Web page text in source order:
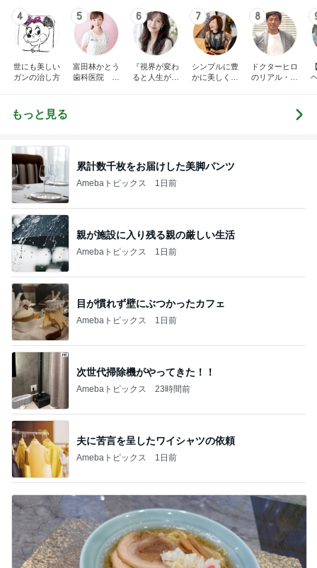
4
世にも美しい
ガンの治し方
5
富田林かとう
歯科医院 み
6
『視界が変わ
ると人生が変
7
シンプルに豊
かに美しく自
8
ドクターヒロ
のリアル・サ
もっと見る
累計数千枚をお届けした美脚パンツ
Amebaトピックス 1日前
親が施設に入り残る親の厳しい生活
Amebaトピックス 1日前
目が慣れず壁にぶつかったカフェ
Amebaトピックス 1日前
次世代掃除機がやってきた！！
Amebaトピックス 23時間前
夫に苦言を呈したワイシャツの依頼
Amebaトピックス 1日前